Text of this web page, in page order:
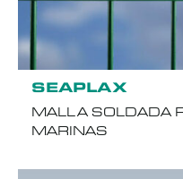
SEAPLAX
MALLA SOLDADA
MARINAS